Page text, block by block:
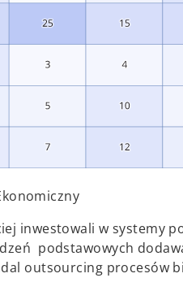
inwestowali w systemy
podstawowych
outsourcing procesów